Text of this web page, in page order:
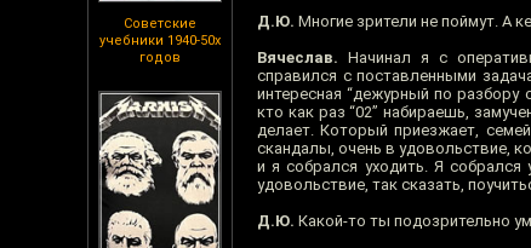
Советские
учебники 1940-50х
годов
Д.Ю. Многие зрители не поймут. А
Вячеслав. Начинал я с
справился с поставленными
интересная “дежурный по
кто как раз “02” набираешь,
делает. Который приезжает,
скандалы, очень в удовольствие,
и я собрался уходить. Я собрался
удовольствие, так сказать,
Д.Ю. Какой-то ты подозрительно